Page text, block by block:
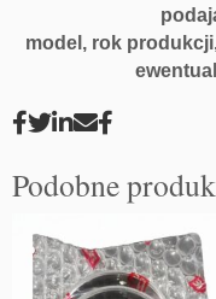
model, rok
Podobne